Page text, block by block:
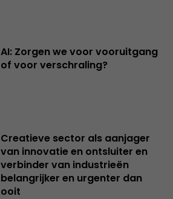
AI: Zorgen we voor vooruitgang
of voor verschraling?
Creatieve sector als aanjager
van innovatie en ontsluiter en
verbinder van industrieën
belangrijker en urgenter dan
ooit